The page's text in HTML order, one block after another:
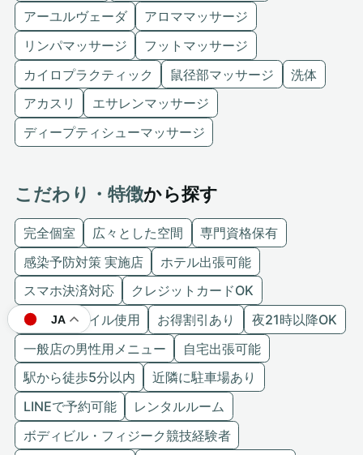
アーユルヴェーダ
アロママッサージ
リンパマッサージ
フットマッサージ
カイロプラクティック
鼠径部マッサージ
洗体
アカスリ
エサレンマッサージ
ディープティシューマッサージ
こだわり・特徴から探す
完全個室 広々とした空間
専門資格保有
感染予防対策 実施店
ホテル出張可能
スマホ決済対応
クレジットカードOK
こだわりオイル使用
お得割引あり
夜21時以降OK
一般店の男性用メニュー
自宅出張可能
駅から徒歩5分以内
近隣に駐車場あり
LINEで予約可能
レンタルルーム
ボディビル・フィジーク競技経験者
JA